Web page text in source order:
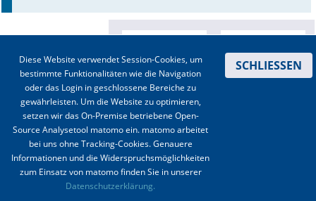
Bestell-Service
Stellenmarkt
Kongresskalender
Impressum Datenschutz
Diese Website verwendet Session-Cookies, um
bestimmte Funktionalitäten wie die Navigation
oder das Login in geschlossene Bereiche zu
gewährleisten. Um die Website zu optimieren,
setzen wir das On-Premise betriebene Open-
Source Analysetool matomo ein. matomo arbeitet
bei uns ohne Tracking-Cookies. Genauere
Informationen und die Widerspruchsmöglichkeiten
zum Einsatz von matomo finden Sie in unserer
Datenschutzerklärung.
SCHLIESSEN